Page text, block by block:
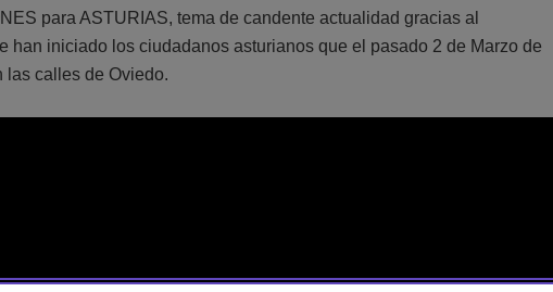
para ASTURIAS, tema de candente actualidad gracias al
han iniciado los ciudadanos asturianos que el pasado 2 de Marzo de
las calles de Oviedo.